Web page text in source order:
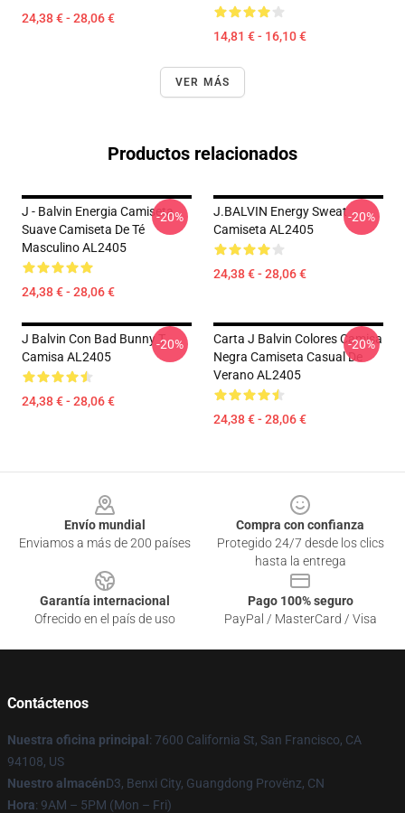
24,38 € - 28,06 €
14,81 € - 16,10 €
VER MÁS
Productos relacionados
J - Balvin Energia Camiseta
Suave Camiseta De Té
Masculino AL2405
24,38 € - 28,06 €
-20%
J.BALVIN Energy Sweat
Camiseta AL2405
24,38 € - 28,06 €
-20%
J Balvin Con Bad Bunny T
Camisa AL2405
24,38 € - 28,06 €
-20%
Carta J Balvin Colores Camisa
Negra Camiseta Casual De
Verano AL2405
24,38 € - 28,06 €
-20%
Envío mundial
Enviamos a más de 200 países
Compra con confianza
Protegido 24/7 desde los clics
hasta la entrega
Garantía internacional
Ofrecido en el país de uso
Pago 100% seguro
PayPal / MasterCard / Visa
Contáctenos
Nuestra oficina principal : 7600 California St, San Francisco, CA
94108, US
Nuestro almacénD3, Benxi City, Guangdong Provënz, CN
Hora: 9AM – 5PM (Mon – Fri)